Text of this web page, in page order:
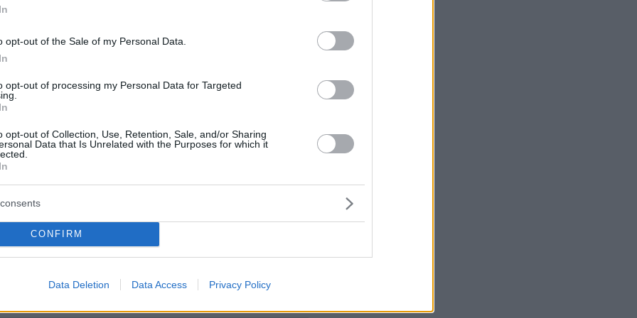
opt-out of the Sale of my Personal Data.
opt-out of processing my Personal Data for Targeted
opt-out of Collection, Use, Retention, Sale, and/or Sharing
Data that Is Unrelated with the Purposes for which it
CONFIRM
Data Deletion Data Access Privacy Policy
τα νερά
η Eurovision απασχολεί τα social media από τον
του μεγάλου ενδιαφέροντος που προκάλεσαν τα
και η ανανεωμένη διαδικασία επιλογής
της Evangelia με τον Νίκο
για το τραγούδι της
τελικό της Eurovision:
λουλουδάκι μου»
στην παρέα» λέει η Evangelia στον Νίκο
1